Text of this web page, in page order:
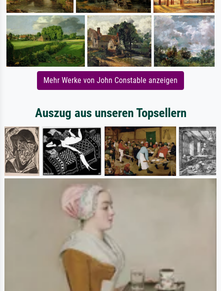
Mehr Werke von John Constable anzeigen
Auszug aus unseren Topsellern